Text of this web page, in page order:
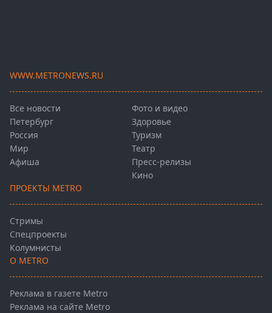
WWW.METRONEWS.RU
Все новости
Петербург
Россия
Мир
Афиша
Фото и видео
Здоровье
Туризм
Театр
Пресс-релизы
Кино
ПРОЕКТЫ METRO
Стримы
Спецпроекты
Колумнисты
О METRO
Реклама в газете Metro
Реклама на сайте Metro